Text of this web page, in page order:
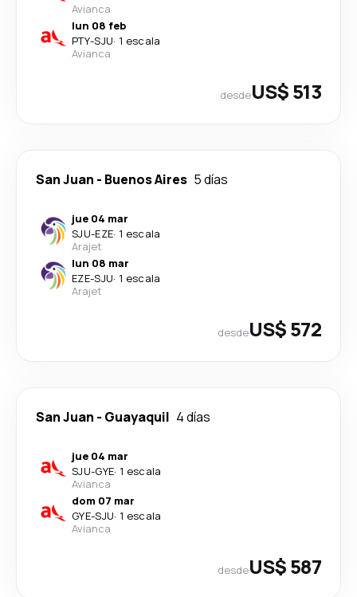
Avianca
lun 08 feb
PTY-SJU· 1 escala
Avianca
desdeUS$ 513
San Juan - Buenos Aires 5 días
jue 04 mar
SJU-EZE· 1 escala
Arajet
lun 08 mar
EZE-SJU· 1 escala
Arajet
desdeUS$ 572
San Juan - Guayaquil 4 días
jue 04 mar
SJU-GYE· 1 escala
Avianca
dom 07 mar
GYE-SJU· 1 escala
Avianca
desdeUS$ 587